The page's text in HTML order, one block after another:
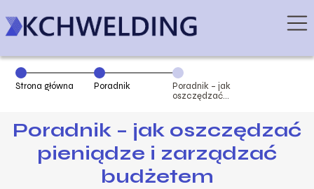
Strona główna Poradnik
Poradnik – jak
oszczędzać
budżetem
Poradnik – jak oszczędzać
pieniądze i zarządzać
budżetem